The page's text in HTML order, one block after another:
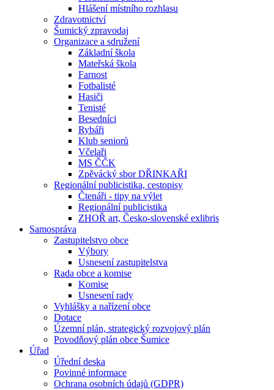
Hlášení místního rozhlasu
Zdravotnictví
Šumický zpravodaj
Organizace a sdružení
Základní škola
Mateřská škola
Farnost
Fotbalisté
Hasiči
Tenisté
Besedníci
Rybáři
Klub seniorů
Včelaři
MS ČČK
Zpěvácký sbor DŘINKAŘI
Regionální publicistika, cestopisy
Čtenáři - tipy na výlet
Regionální publicistika
ZHOŘ art, Česko-slovenské exlibris
Samospráva
Zastupitelstvo obce
Výbory
Usnesení zastupitelstva
Rada obce a komise
Komise
Usnesení rady
Vyhlášky a nařízení obce
Dotace
Územní plán, strategický rozvojový plán
Povodňový plán obce Šumice
Úřad
Úřední deska
Povinné informace
Ochrana osobních údajů (GDPR)